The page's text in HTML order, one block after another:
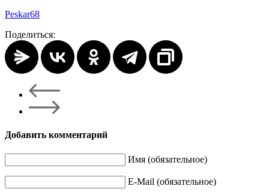
Peskar68
Поделиться:
Добавить комментарий
Имя (обязательное)
E-Mail (обязательное)